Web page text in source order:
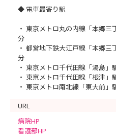
◆ 電車最寄り駅
・ 東京メトロ丸の内線「本郷
分
・ 都営地下鉄大江戸線「本郷
分
・ 東京メトロ千代田線「湯島
・ 東京メトロ千代田線「根津
・ 東京メトロ南北線「東大前
URL
病院HP
看護部HP